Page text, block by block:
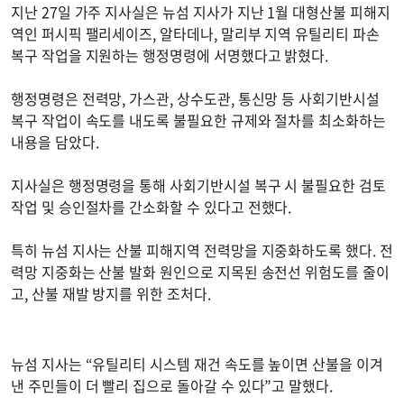
지난 27일 가주 지사실은 뉴섬 지사가 지난 1월 대형산불 피해지
역인 퍼시픽 팰리세이즈, 알타데나, 말리부 지역 유틸리티 파손
복구 작업을 지원하는 행정명령에 서명했다고 밝혔다.
행정명령은 전력망, 가스관, 상수도관, 통신망 등 사회기반시설
복구 작업이 속도를 내도록 불필요한 규제와 절차를 최소화하는
내용을 담았다.
지사실은 행정명령을 통해 사회기반시설 복구 시 불필요한 검토
작업 및 승인절차를 간소화할 수 있다고 전했다.
특히 뉴섬 지사는 산불 피해지역 전력망을 지중화하도록 했다. 전
력망 지중화는 산불 발화 원인으로 지목된 송전선 위험도를 줄이
고, 산불 재발 방지를 위한 조처다.
뉴섬 지사는 “유틸리티 시스템 재건 속도를 높이면 산불을 이겨
낸 주민들이 더 빨리 집으로 돌아갈 수 있다”고 말했다.